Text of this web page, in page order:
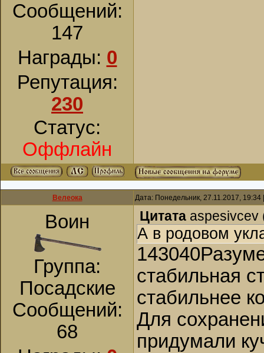
Сообщений:
147
Награды: 0
Репутация:
230
Статус:
Оффлайн
Велеока Дата: Понедельник, 27.11.2017,
Воин
Группа:
Посадские
Сообщений:
68
Цитата aspesivcev
А в родовом
стабильная
стабильнее
Для
придумали